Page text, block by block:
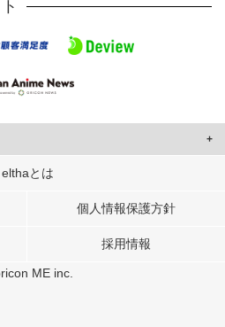
、ユーザーに合わせたコンテンツや広告の
各パートナーに提供しています。
elthaとは
個人情報保護方針
採用情報
ME inc.